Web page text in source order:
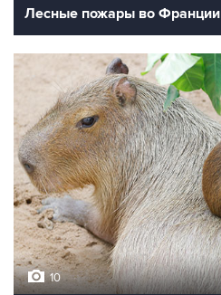
Лесные пожары во Франции
10